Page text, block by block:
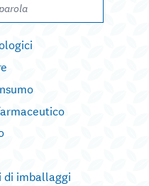
di imballaggi